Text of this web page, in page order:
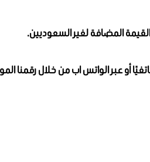
المضافة لغير السعوديين.
أو عبر الواتس اب من خلال رقمنا